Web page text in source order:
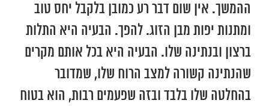
ההמשך. אין שום דבר רע כמובן בלקבל יחס טוב
ומתנות יפות מבן הזוג. להפך. הבעיה היא התלות
ברצון ובנתינה שלו. הבעיה היא בכל אותם מקרים
שהנתינה קשורה למצב הרוח שלו, שמדובר
בהחלטה שלו בלבד ובזה שפעמים רבות, הוא בטוח